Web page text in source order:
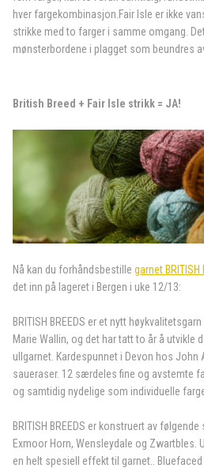
hver fargekombinasjon.Fair Isle er ikke
strikke med to farger i samme omgang.
mønsterbordene i plagget som beundres
British Breed + Fair Isle strikk = JA!
Nå kan du forhåndsbestille garnet BRITISH
det inn på lageret i Bergen i uke 12/13:
BRITISH BREEDS er et nytt
Marie Wallin, og det har tatt to år å utvikle
ullgarnet. Kardespunnet i Devon hos John
saueraser. 12 særdeles fine og avstemte
og samtidig nydelige som individuelle
BRITISH BREEDS er konstruert av
Exmoor Horn, Wensleydale og Zwartbles.
en helt spesiell effekt til garnet..